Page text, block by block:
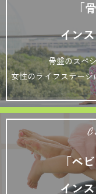
「
イン
骨盤のスペ
女性のライフステージ
「ベ
イン